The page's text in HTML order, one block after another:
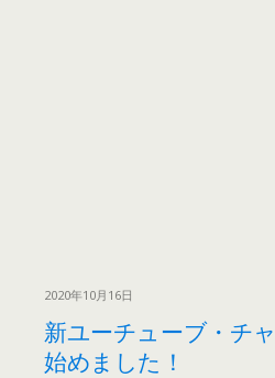
2020年10月16日
新ユーチューブ・チ
始めました！